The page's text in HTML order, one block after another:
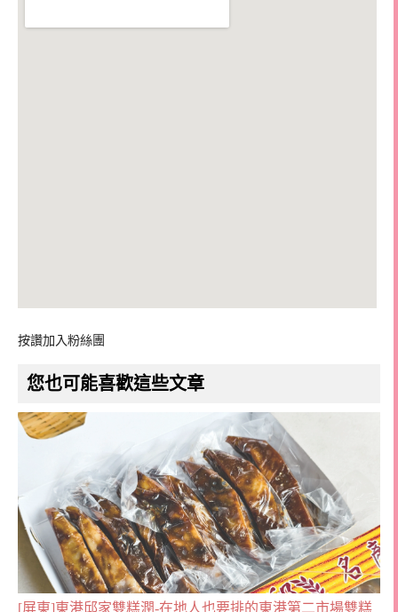
按讚加入粉絲團
您也可能喜歡這些文章
[屏東]東港邱家雙糕潤-在地人也要排的東港第二市場雙糕